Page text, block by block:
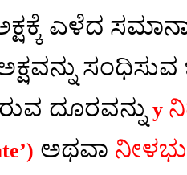
ಎಳೆದ
ಸಂಧಿಸುವ
ದೂರವನ್ನು y
ಅಥವಾ